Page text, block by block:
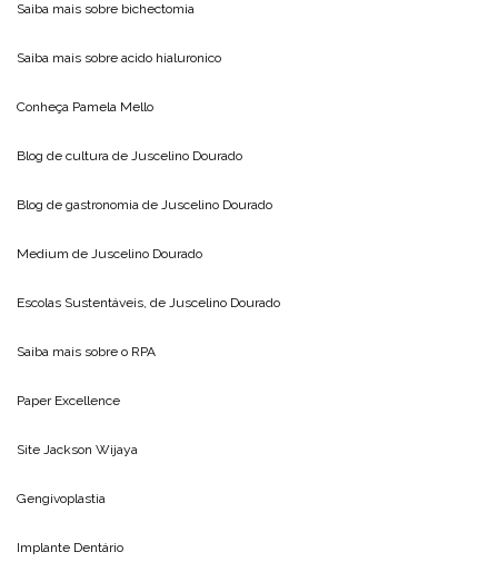
Saiba mais sobre bichectomia
Saiba mais sobre acido hialuronico
Conheça Pamela Mello
Blog de cultura de Juscelino Dourado
Blog de gastronomia de Juscelino Dourado
Medium de Juscelino Dourado
Escolas Sustentáveis, de Juscelino Dourado
Saiba mais sobre o RPA
Paper Excellence
Site Jackson Wijaya
Gengivoplastia
Implante Dentário